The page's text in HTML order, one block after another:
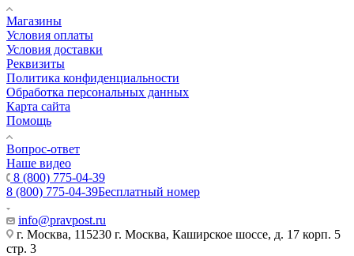
Магазины
Условия оплаты
Условия доставки
Реквизиты
Политика конфиденциальности
Обработка персональных данных
Карта сайта
Помощь
Вопрос-ответ
Наше видео
8 (800) 775-04-39
8 (800) 775-04-39Бесплатный номер
info@pravpost.ru
г. Москва, 115230 г. Москва, Каширское шоссе, д. 17 корп. 5
стр. 3